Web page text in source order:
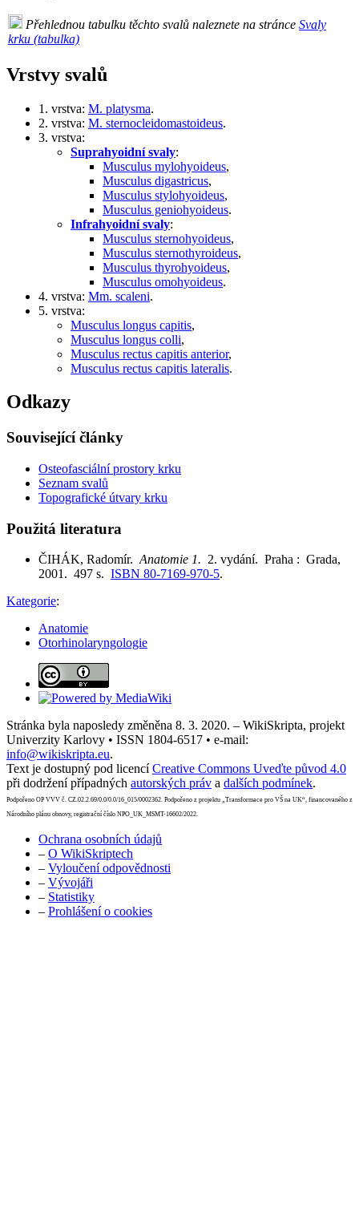
Přehlednou tabulku těchto svalů naleznete na stránce Svaly
krku (tabulka)
Vrstvy svalů
1. vrstva: M. platysma.
2. vrstva: M. sternocleidomastoideus.
3. vrstva:
Suprahyoidní svaly:
Musculus mylohyoideus,
Musculus digastricus,
Musculus stylohyoideus,
Musculus geniohyoideus.
Infrahyoidní svaly:
Musculus sternohyoideus,
Musculus sternothyroideus,
Musculus thyrohyoideus,
Musculus omohyoideus.
4. vrstva: Mm. scaleni.
5. vrstva:
Musculus longus capitis,
Musculus longus colli,
Musculus rectus capitis anterior,
Musculus rectus capitis lateralis.
Odkazy
Související články
Osteofasciální prostory krku
Seznam svalů
Topografické útvary krku
Použitá literatura
ČIHÁK, Radomír.Anatomie 1. 2. vydání. Praha : Grada,
2001. 497 s. ISBN 80-7169-970-5.
Kategorie:
Anatomie
Otorhinolaryngologie
Stránka byla naposledy změněna 8. 3. 2020. – WikiSkripta, projekt
Univerzity Karlovy • ISSN 1804-6517 • e-mail:
info@wikiskripta.eu.
Text je dostupný pod licencí Creative Commons Uveďte původ 4.0
při dodržení případných autorských práv a dalších podmínek.
Podpořeno OP VVV č. CZ.02.2.69/0.0/0.0/16_015/0002362. Podpořeno z projektu „Transformace pro VŠ na UK“, financovaného z
Národního plánu obnovy, registrační číslo NPO_UK_MSMT-16602/2022.
Ochrana osobních údajů
– O WikiSkriptech
– Vyloučení odpovědnosti
– Vývojáři
– Statistiky
– Prohlášení o cookies